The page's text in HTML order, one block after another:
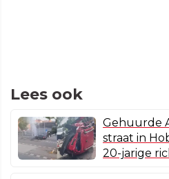
Lees ook
Gehuurde
straat in
20-jarige